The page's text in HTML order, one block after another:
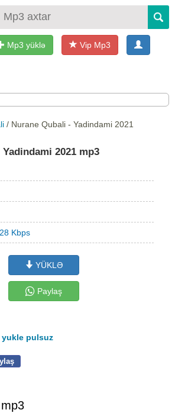
Mp3 yüklə Vip Mp3
/ Nurane Qubali - Yadindami 2021
2021 mp3
Kbps
YÜKLƏ
Paylaş
yukle pulsuz